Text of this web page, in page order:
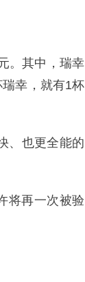
。其中，瑞幸
幸，就有1杯
、也更全能的
将再一次被验